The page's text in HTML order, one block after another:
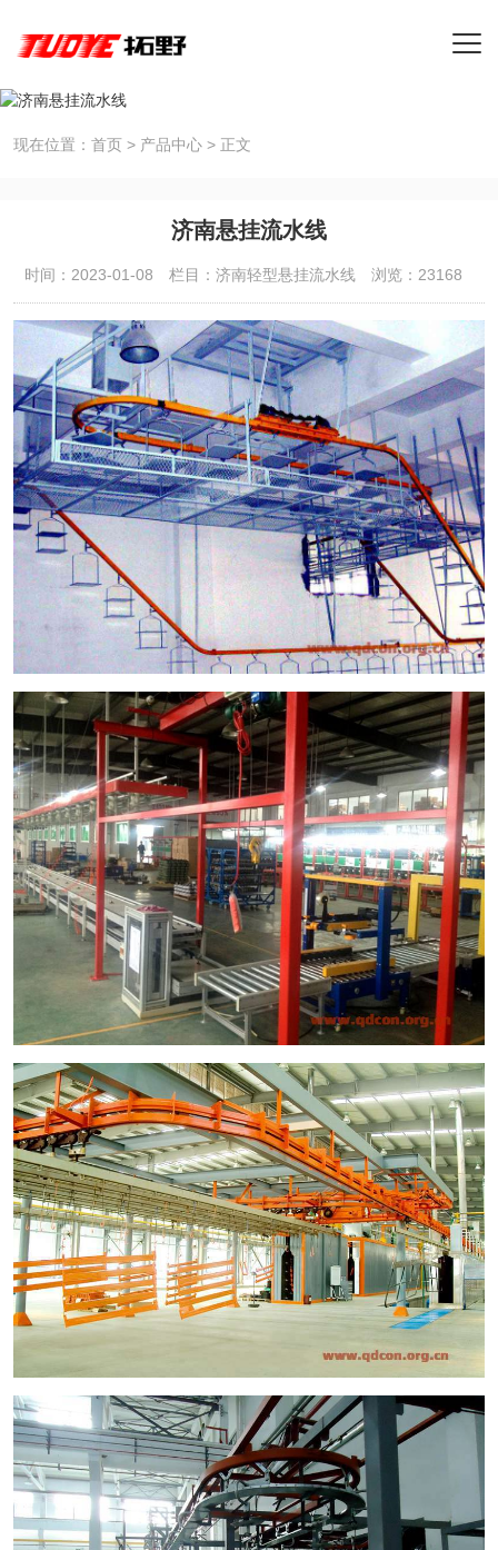
现在位置： 首页 > 产品中心 > 正文
济南悬挂流水线
时间：2023-01-08 栏目： 济南轻型悬挂流水线 浏览：23168